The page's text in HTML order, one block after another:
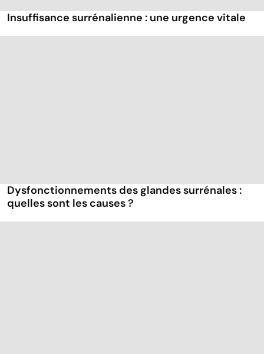
Insuffisance surrénalienne : une urgence vitale
Dysfonctionnements des glandes surrénales :
quelles sont les causes ?